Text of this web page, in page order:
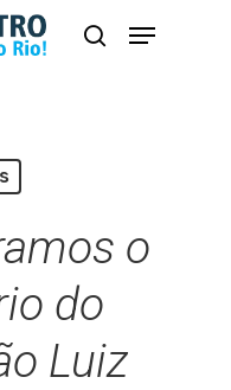
busca
Menu
o
do
Luiz